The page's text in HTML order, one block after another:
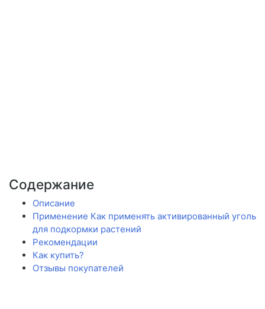
Содержание
Описание
Применение Как применять активированный уголь
для подкормки растений
Рекомендации
Как купить?
Отзывы покупателей